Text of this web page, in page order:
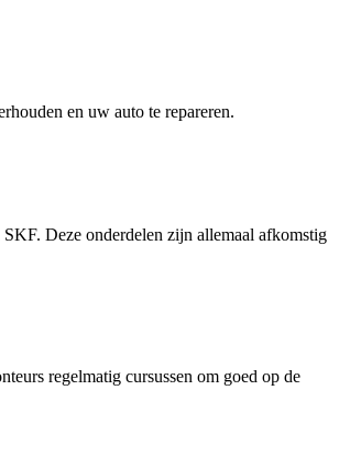
en uw auto te repareren.
Deze onderdelen zijn allemaal afkomstig
regelmatig cursussen om goed op de